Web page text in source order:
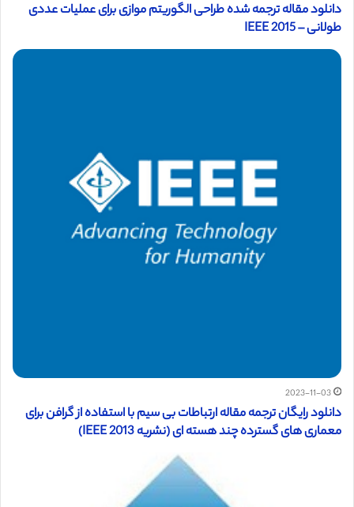
دانلود مقاله ترجمه شده طراحی الگوریتم موازی برای عملیات عددی
طولانی – IEEE 2015
2023-11-03
دانلود رایگان ترجمه مقاله ارتباطات بی سیم با استفاده از گرافن برای
معماری های گسترده چند هسته ای (نشریه IEEE 2013)